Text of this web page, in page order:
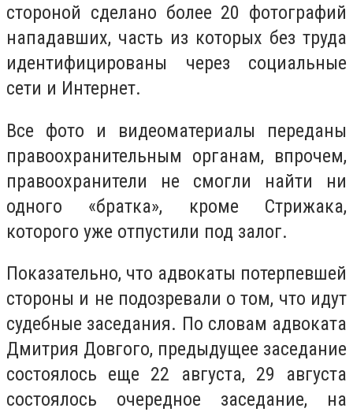
стороной сделано более 20 фотографий
нападавших, часть из которых без труда
идентифицированы через социальные
сети и Интернет.
Все фото и видеоматериалы переданы
правоохранительным органам, впрочем,
правоохранители не смогли найти ни
одного «братка», кроме Стрижака,
которого уже отпустили под залог.
Показательно, что адвокаты потерпевшей
стороны и не подозревали о том, что идут
судебные заседания. По словам адвоката
Дмитрия Довгого, предыдущее заседание
состоялось еще 22 августа, 29 августа
состоялось очередное заседание, на